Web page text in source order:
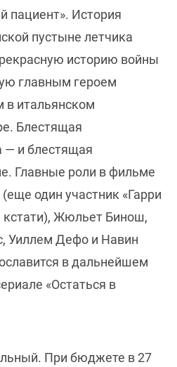
пациент». История
пустыне летчика
историю войны
главным героем
итальянском
Блестящая
— и блестящая
Главные роли в фильме
один участник «Гарри
кстати), Жюльет Бинош,
Уиллем Дефо и Навин
в дальнейшем
«Остаться в
При бюджете в 27